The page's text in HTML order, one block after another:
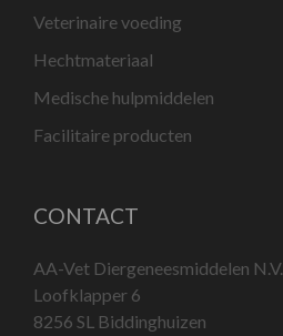
Veterinaire voeding
Hechtmateriaal
Medische hulpmiddelen
Facilitaire producten
CONTACT
AA-Vet Diergeneesmiddelen N.V.
Loofklapper 6
8256 SL Biddinghuizen